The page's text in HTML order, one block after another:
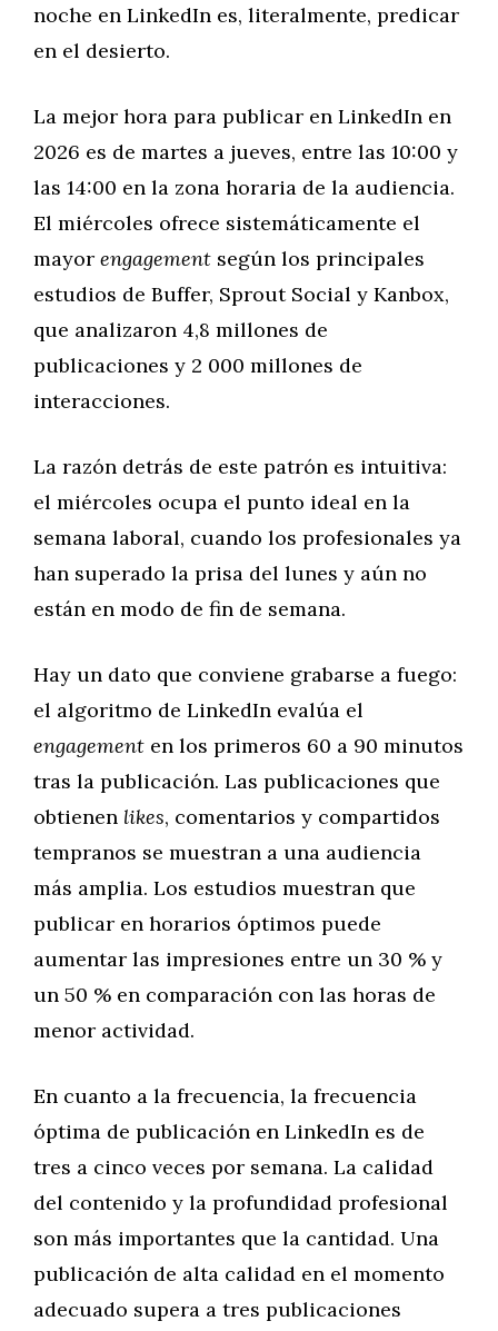
noche en LinkedIn es, literalmente, predicar
en el desierto.
La mejor hora para publicar en LinkedIn en
2026 es de martes a jueves, entre las 10:00 y
las 14:00 en la zona horaria de la audiencia.
El miércoles ofrece sistemáticamente el
mayor engagement según los principales
estudios de Buffer, Sprout Social y Kanbox,
que analizaron 4,8 millones de
publicaciones y 2 000 millones de
interacciones.
La razón detrás de este patrón es intuitiva:
el miércoles ocupa el punto ideal en la
semana laboral, cuando los profesionales ya
han superado la prisa del lunes y aún no
están en modo de fin de semana.
Hay un dato que conviene grabarse a fuego:
el algoritmo de LinkedIn evalúa el
engagement en los primeros 60 a 90 minutos
tras la publicación. Las publicaciones que
obtienen likes, comentarios y compartidos
tempranos se muestran a una audiencia
más amplia. Los estudios muestran que
publicar en horarios óptimos puede
aumentar las impresiones entre un 30 % y
un 50 % en comparación con las horas de
menor actividad.
En cuanto a la frecuencia, la frecuencia
óptima de publicación en LinkedIn es de
tres a cinco veces por semana. La calidad
del contenido y la profundidad profesional
son más importantes que la cantidad. Una
publicación de alta calidad en el momento
adecuado supera a tres publicaciones